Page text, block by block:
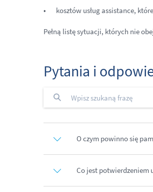
kosztów usług assistance,
Pełną listę sytuacji, których nie
Pytania i
O czym powinno się
Co jest potwierdzeniem